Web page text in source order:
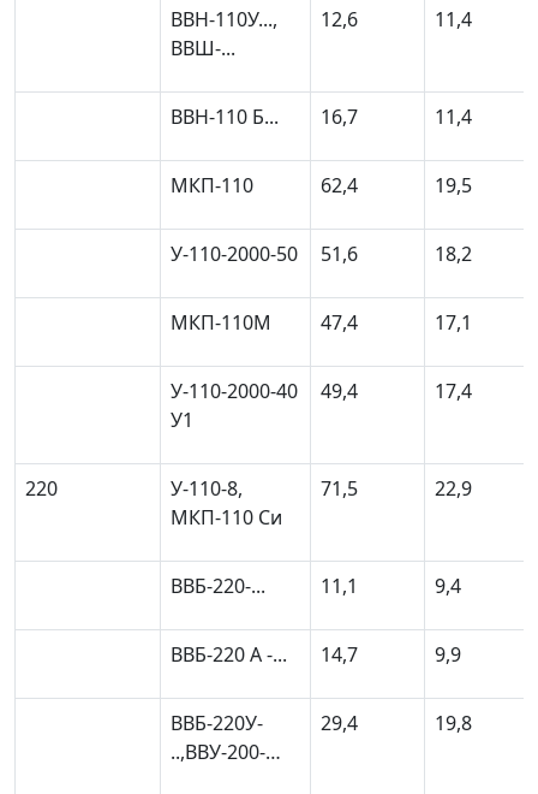
ВВН-110У...,
ВВШ-...
12,6 11,4
ВВН-110 Б... 16,7 11,4
МКП-110 62,4 19,5
У-110-2000-50 51,6 18,2
МКП-110М 47,4 17,1
У-110-2000-40
У1
49,4 17,4
220
У-110-8,
МКП-110 Си
71,5 22,9
ВВБ-220-... 11,1 9,4
ВВБ-220 А -... 14,7 9,9
ВВБ-220У-
..,ВВУ-200-…
29,4 19,8